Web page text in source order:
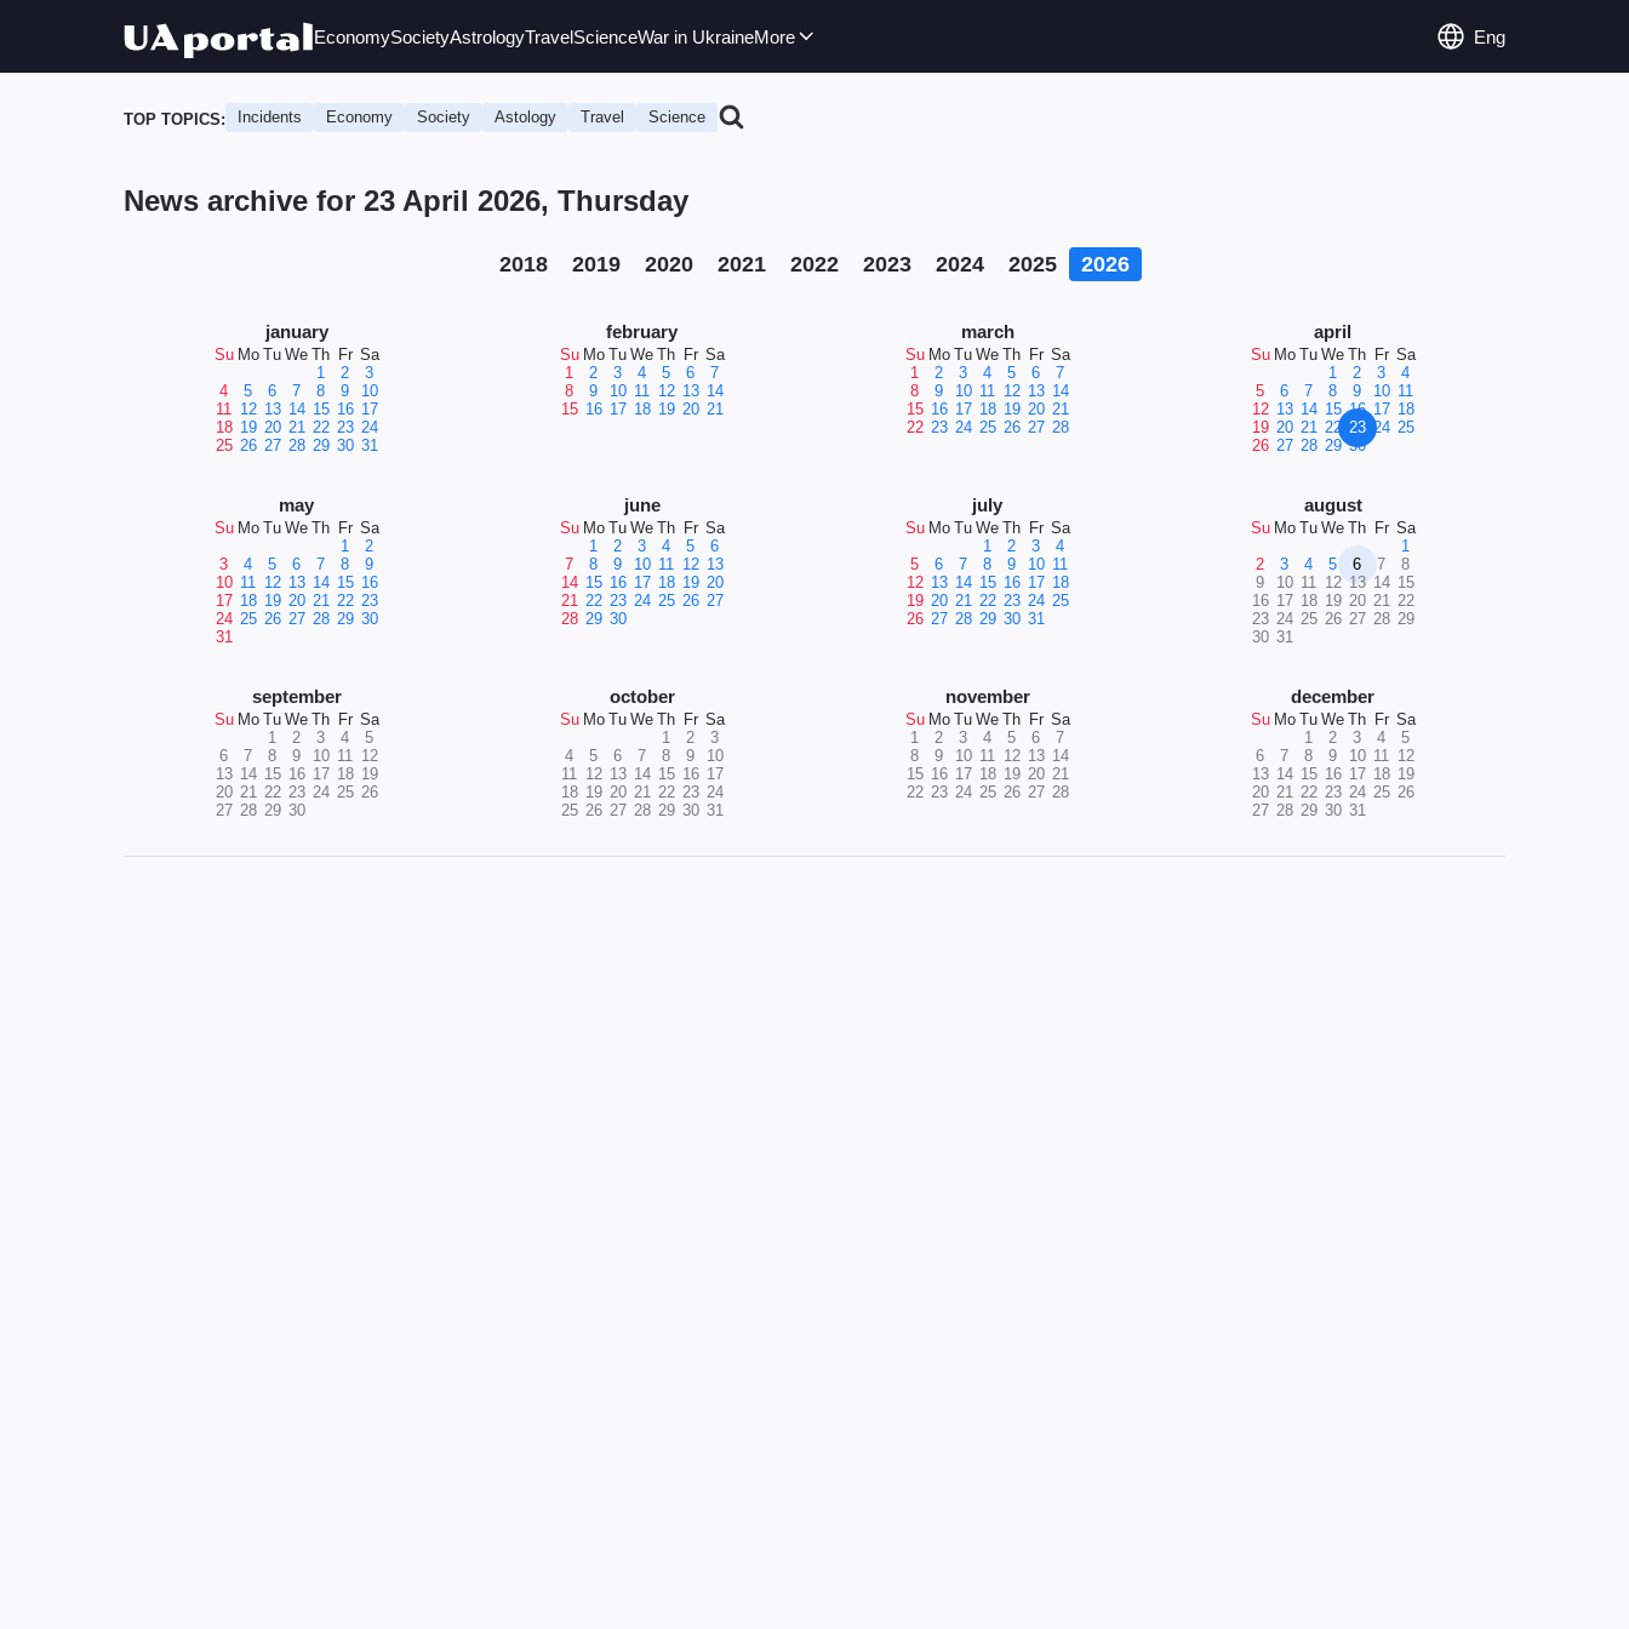
EconomySocietyAstrologyTravelScienceWar in UkraineMore Eng
TOP TOPICS: Incidents Economy Society Astology Travel Science
News archive for 23 April 2026, Thursday
2018 2019 2020 2021 2022 2023 2024 2025 2026
january
Su Mo Tu We Th Fr Sa
1
2
3
4
5 6 7 8 9
10
11 12 13 14 15 16 17
18 19 20 21 22 23 24
25 26 27 28 29 30 31
february
Su Mo Tu We Th Fr Sa
1
2 3 4 5 6
7
8
9 10 11 12 13 14
15 16 17 18 19 20 21
march
Su Mo Tu We Th Fr Sa
1
2 3 4 5 6
7
8
9 10 11 12 13 14
15 16 17 18 19 20 21
22 23 24 25 26 27 28
april
Su Mo Tu We Th Fr Sa
1
2 3
4
5
6 7 8 9 10 11
12 13 14 15 16 17 18
19 20 21 22 23 24 25
26 27 28 29 30
may
Su Mo Tu We Th Fr Sa
1
2
3
4 5 6 7 8
9
10 11 12 13 14 15 16
17 18 19 20 21 22 23
24 25 26 27 28 29 30
31
june
Su Mo Tu We Th Fr Sa
1
2 3 4 5
6
7
8 9 10 11 12 13
14 15 16 17 18 19 20
21 22 23 24 25 26 27
28 29 30
july
Su Mo Tu We Th Fr Sa
1
2 3
4
5
6 7 8 9 10 11
12 13 14 15 16 17 18
19 20 21 22 23 24 25
26 27 28 29 30 31
august
Su Mo Tu We Th Fr Sa
1
2
3 4 5 6 7
8
9
10 11 12 13 14 15
16 17 18 19 20 21 22
23 24 25 26 27 28 29
30 31
september
Su Mo Tu We Th Fr Sa
1
2 3 4
5
6
7 8 9 10 11 12
13 14 15 16 17 18 19
20 21 22 23 24 25 26
27 28 29 30
october
Su Mo Tu We Th Fr Sa
1
2
3
4
5 6 7 8 9
10
11 12 13 14 15 16 17
18 19 20 21 22 23 24
25 26 27 28 29 30 31
november
Su Mo Tu We Th Fr Sa
1
2 3 4 5 6
7
8
9 10 11 12 13 14
15 16 17 18 19 20 21
22 23 24 25 26 27 28
december
Su Mo Tu We Th Fr Sa
1
2 3 4
5
6
7 8 9 10 11 12
13 14 15 16 17 18 19
20 21 22 23 24 25 26
27 28 29 30 31